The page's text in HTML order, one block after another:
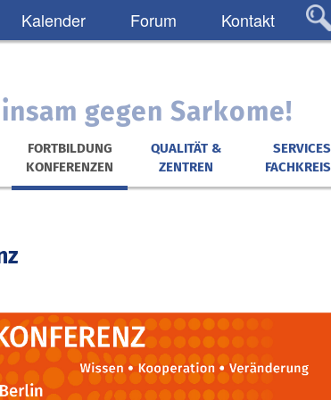
Kalender Forum Kontakt
gegen Sarkome!
FORTBILDUNG
KONFERENZEN
QUALITÄT &
ZENTREN
SERVICES